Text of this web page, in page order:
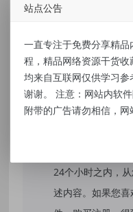
免责声明：
本站提供的资源
站无关，所有内
和研究目的。不
法用途，否则，
之而来的风险与
24个小时之内，
述内容。如果您
站点公告
一直专注于免费分享精
程，精品网络资源干货
均来自互联网仅供学习参
谢谢。 注意：网站内软
附带的广告请勿相信，网